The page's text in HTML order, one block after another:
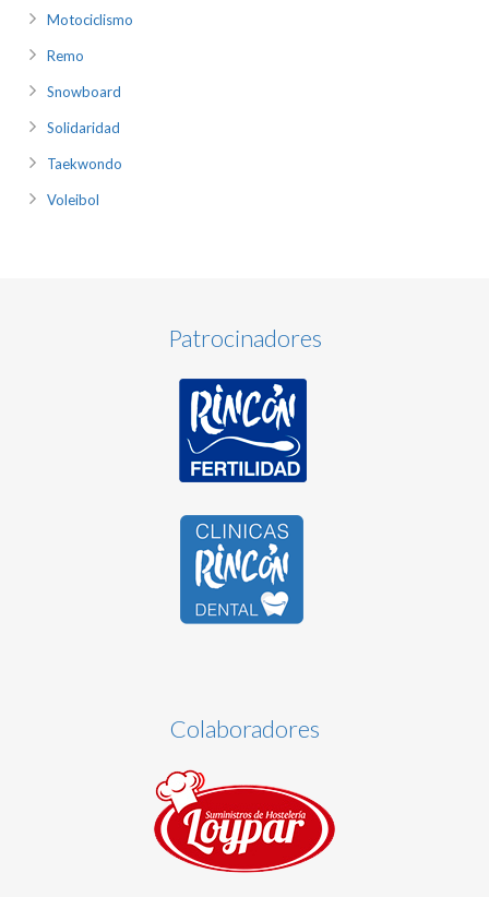
Motociclismo
Remo
Snowboard
Solidaridad
Taekwondo
Voleibol
Patrocinadores
Colaboradores